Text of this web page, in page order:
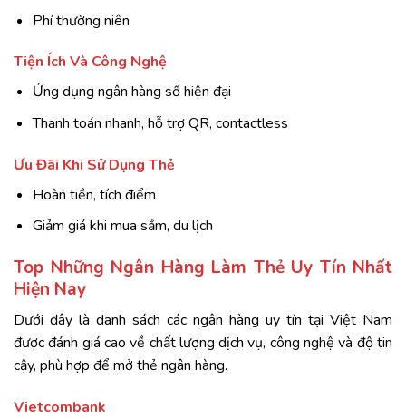
Phí thường niên
Tiện Ích Và Công Nghệ
Ứng dụng ngân hàng số hiện đại
Thanh toán nhanh, hỗ trợ QR, contactless
Ưu Đãi Khi Sử Dụng Thẻ
Hoàn tiền, tích điểm
Giảm giá khi mua sắm, du lịch
Top Những Ngân Hàng Làm Thẻ Uy Tín Nhất
Hiện Nay
Dưới đây là danh sách các ngân hàng uy tín tại Việt Nam
được đánh giá cao về chất lượng dịch vụ, công nghệ và độ tin
cậy, phù hợp để mở thẻ ngân hàng.
Vietcombank